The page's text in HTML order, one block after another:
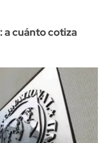
a cuánto cotiza